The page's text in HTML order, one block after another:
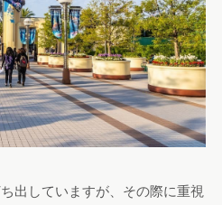
出していますが、その際に重視